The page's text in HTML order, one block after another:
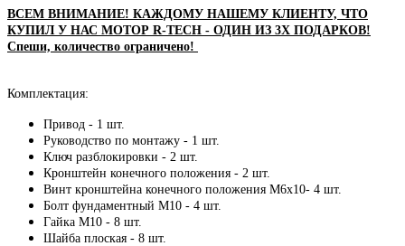
ВСЕМ ВНИМАНИЕ! КАЖДОМУ НАШЕМУ КЛИЕНТУ, ЧТО
КУПИЛ У НАС МОТОР R-TECH - ОДИН ИЗ 3Х ПОДАРКОВ!
Спеши, количество ограничено!
Комплектация:
Привод - 1 шт.
Руководство по монтажу - 1 шт.
Ключ разблокировки - 2 шт.
Кронштейн конечного положения - 2 шт.
Винт кронштейна конечного положения М6х10- 4 шт.
Болт фундаментный М10 - 4 шт.
Гайка М10 - 8 шт.
Шайба плоская - 8 шт.